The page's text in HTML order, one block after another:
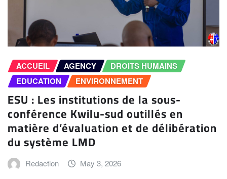
ACCUEIL AGENCY
DROITS HUMAINS
EDUCATION
ENVIRONNEMENT
ESU : Les institutions de la sous-
conférence Kwilu-sud outillés en
matière d’évaluation et de délibération
du système LMD
Redaction May 3, 2026